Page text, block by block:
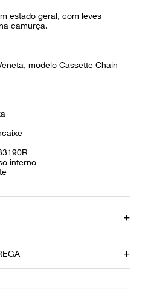
estado geral, com leves
camurça.
modelo Cassette Chain
interno